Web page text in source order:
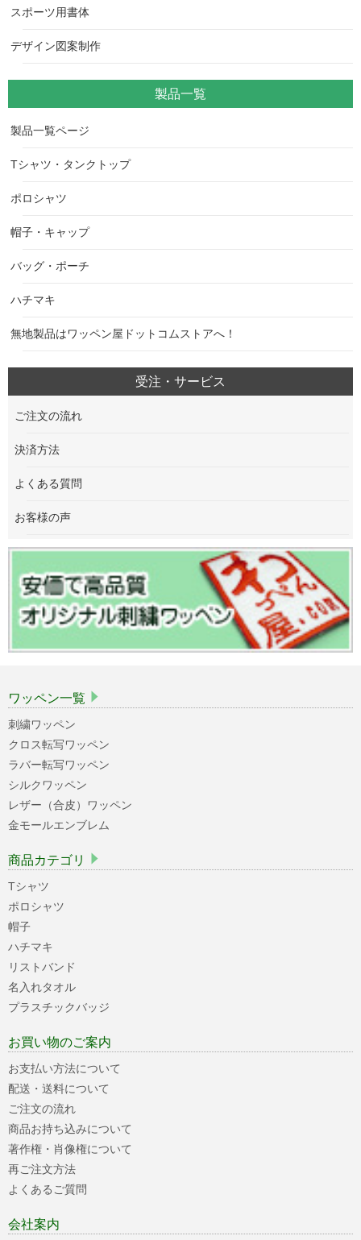
スポーツ用書体
デザイン図案制作
製品一覧
製品一覧ページ
Tシャツ・タンクトップ
ポロシャツ
帽子・キャップ
バッグ・ポーチ
ハチマキ
無地製品はワッペン屋ドットコムストアへ！
受注・サービス
ご注文の流れ
決済方法
よくある質問
お客様の声
ワッペン一覧
刺繍ワッペン
クロス転写ワッペン
ラバー転写ワッペン
シルクワッペン
レザー（合皮）ワッペン
金モールエンブレム
商品カテゴリ
Tシャツ
ポロシャツ
帽子
ハチマキ
リストバンド
名入れタオル
プラスチックバッジ
お買い物のご案内
お支払い方法について
配送・送料について
ご注文の流れ
商品お持ち込みについて
著作権・肖像権について
再ご注文方法
よくあるご質問
会社案内